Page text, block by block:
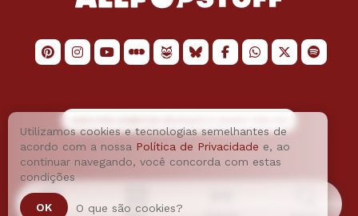
Utilizamos cookies e tecnologias semelhantes de
acordo com a nossa Política de Privacidade e, ao
continuar navegando, você concorda com estas
condições
OK O que são cookies?